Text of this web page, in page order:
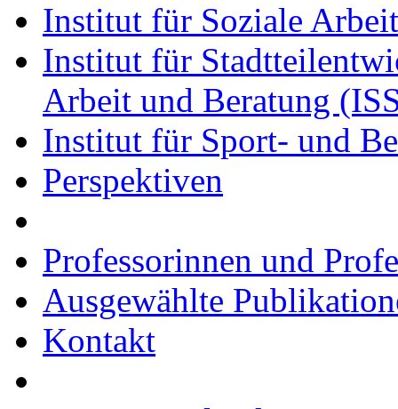
Institut für Soziale
Institut für
Arbeit und Beratung
Institut für Sport- und
Perspektiven
Professorinnen und
Ausgewählte
Kontakt